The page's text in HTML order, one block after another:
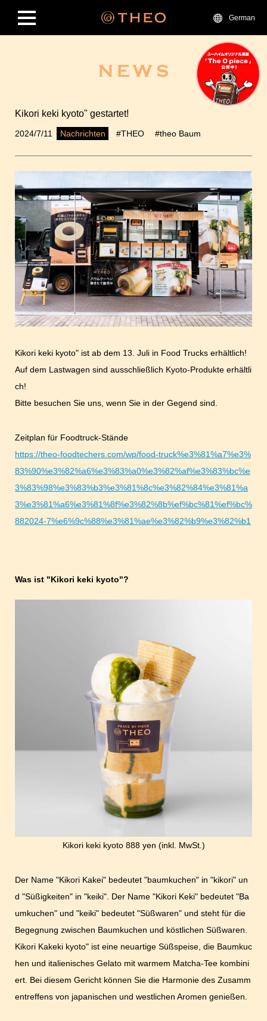
German
Kikori keki kyoto" gestartet!
2024/7/11 Nachrichten #THEO #theo Baum
Kikori keki kyoto" ist ab dem 13. Juli in Food Trucks erhältlich!
Auf dem Lastwagen sind ausschließlich Kyoto-Produkte erhältli
ch!
Bitte besuchen Sie uns, wenn Sie in der Gegend sind.
Zeitplan für Foodtruck-Stände
https://theo-foodtechers.com/wp/food-truck%e3%81%a7%e3%
83%90%e3%82%a6%e3%83%a0%e3%82%af%e3%83%bc%e
3%83%98%e3%83%b3%e3%81%8c%e3%82%84%e3%81%a
3%e3%81%a6%e3%81%8f%e3%82%8b%ef%bc%81%ef%bc%
882024-7%e6%9c%88%e3%81%ae%e3%82%b9%e3%82%b1
Was ist "Kikori keki kyoto"?
Kikori keki kyoto 888 yen (inkl. MwSt.)
Der Name "Kikori Kakei" bedeutet "baumkuchen" in "kikori" un
d "Süßigkeiten" in "keiki". Der Name "Kikori Keki" bedeutet "Ba
umkuchen" und "keiki" bedeutet "Süßwaren" und steht für die
Begegnung zwischen Baumkuchen und köstlichen Süßwaren.
Kikori Kakeki kyoto" ist eine neuartige Süßspeise, die Baumkuc
hen und italienisches Gelato mit warmem Matcha-Tee kombini
ert. Bei diesem Gericht können Sie die Harmonie des Zusamm
entreffens von japanischen und westlichen Aromen genießen.